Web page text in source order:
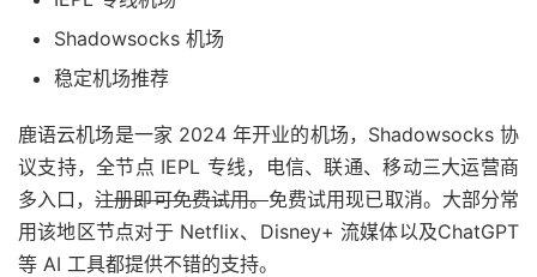
Shadowsocks 机场
稳定机场推荐
鹿语云机场是一家 2024 年开业的机场，Shadowsocks 协
议支持，全节点 IEPL 专线，电信、联通、移动三大运营商
多入口，注册即可免费试用。免费试用现已取消。大部分常
用该地区节点对于 Netflix、Disney+ 流媒体以及ChatGPT
等 AI 工具都提供不错的支持。